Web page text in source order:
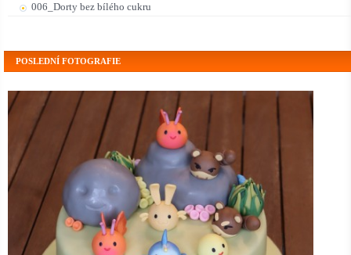
006_Dorty bez bílého cukru
POSLEDNÍ FOTOGRAFIE